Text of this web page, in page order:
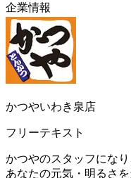
企業情報
かつやいわき泉店
フリーテキスト
かつやのスタッフにな
あなたの元気・明るさ